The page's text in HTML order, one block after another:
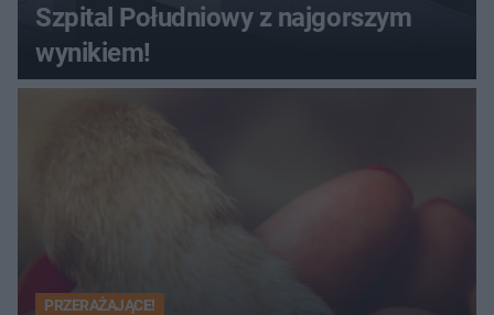
Szpital Południowy z najgorszym
wynikiem!
PRZERAŻAJĄCE!